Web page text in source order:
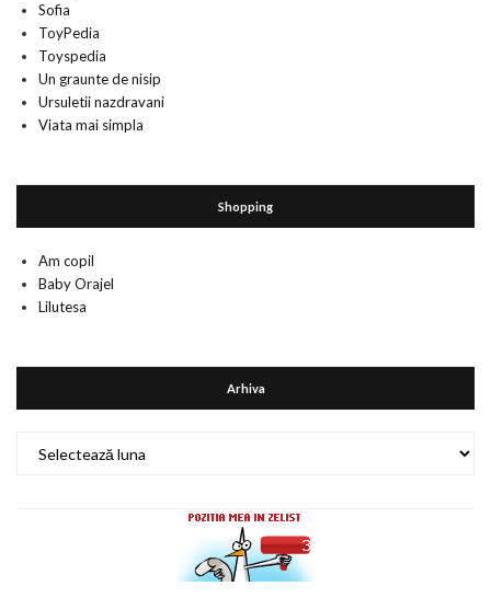
Sofia
ToyPedia
Toyspedia
Un graunte de nisip
Ursuletii nazdravani
Viata mai simpla
Shopping
Am copil
Baby Orajel
Lilutesa
Arhiva